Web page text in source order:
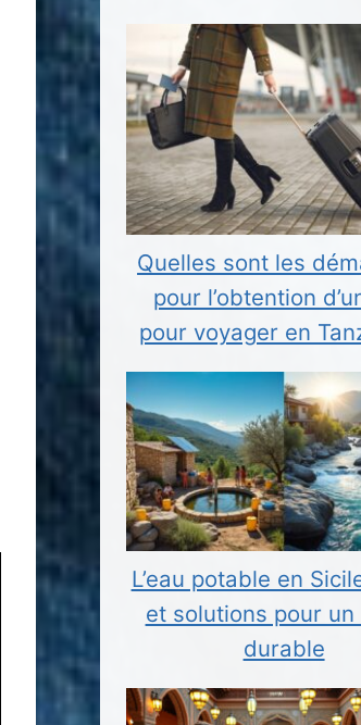
Quelles sont les
pour l’obtention
pour voyager en
L’eau potable en
et solutions pour un
durable